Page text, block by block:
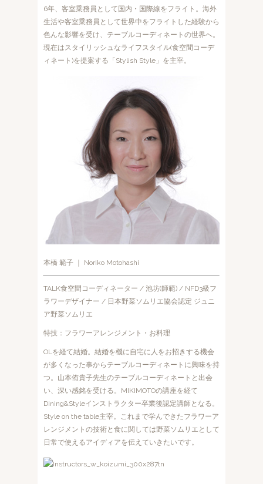
6年、客室乗務員として国内・国際線をフライト。海外
生活や客室乗務員として世界中をフライトした経験から
色んな影響を受け、テーブルコーディネートの世界へ。
現在はスタイリッシュなライフスタイル(食空間コーデ
ィネート)を提案する「Stylish Style」を主宰。
本橋 範子 ｜ Noriko Motohashi
TALK食空間コーディネーター / 池坊(師範) / NFD3級フ
ラワーデザイナー / 日本野菜ソムリエ協会認定 ジュニ
ア野菜ソムリエ
特技：フラワーアレンジメント・お料理
OLを経て結婚。結婚を機に自宅に人をお招きする機会
が多くなった事からテーブルコーディネートに興味を持
つ。山本侑貴子先生のテーブルコーディネートと出会
い、深い感銘を受ける。MIKIMOTOの講座を経て
Dining&Styleインストラクター卒業後認定講師となる。
Style on the table主宰。これまで学んできたフラワーア
レンジメントの技術と食に関しては野菜ソムリエとして
日常で使えるアイディアを伝えていきたいです。